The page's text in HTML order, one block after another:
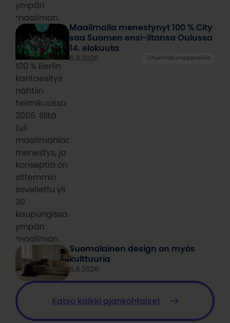
ympäri
maailman.
100 % Berlin
kantaesitys
nähtiin
helmikuussa
2008. Siitä
tuli
maailmanlaajuinen
menestys, ja
konseptia on
sittemmin
sovellettu yli
30
kaupungissa
ympäri
maailman.
Maailmalla menestynyt 100 % City
saa Suomen ensi-iltansa Oulussa
14. elokuuta
6.8.2026 Ohjelmakumppaneilta
Suomalainen design on myös
kulttuuria
6.8.2026
Katso kaikki ajankohtaiset